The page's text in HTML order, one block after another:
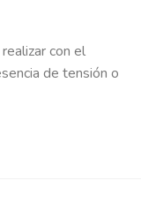
con el
de tensión o